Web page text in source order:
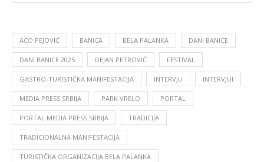
ACO PEJOVIĆ BANICA BELA PALANKA DANI BANICE
DANI BANICE 2025 DEJAN PETROVIĆ FESTIVAL
GASTRO-TURISTIČKA MANIFESTACIJA INTERVJU INTERVJUI
MEDIA PRESS SRBIJA PARK VRELO PORTAL
PORTAL MEDIA PRESS SRBIJA TRADICIJA
TRADICIONALNA MANIFESTACIJA
TURISTIČKA ORGANIZACIJA BELA PALANKA